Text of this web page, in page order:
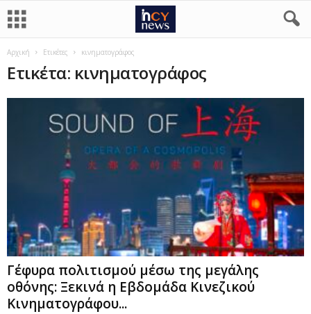
Αρχική Ετικέτες κινηματογράφος
Ετικέτα: κινηματογράφος
Γέφυρα πολιτισμού μέσω της μεγάλης
οθόνης: Ξεκινά η Εβδομάδα Κινεζικού
Κινηματογράφου...